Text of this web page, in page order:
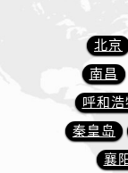
北京
南昌
呼和浩
秦皇岛
襄